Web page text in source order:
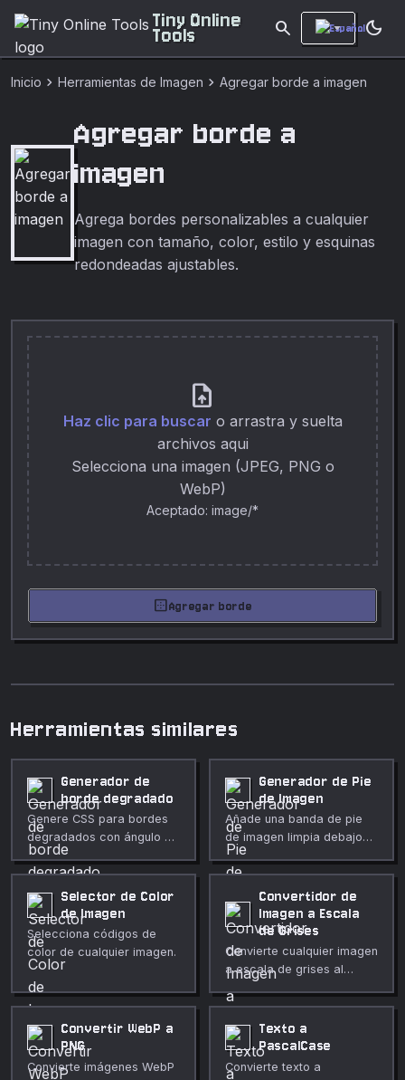
Tiny Online
Tools search dark_mode
Inicio chevron_right Herramientas de Imagen chevron_right Agregar borde a imagen
Agregar borde a
imagen
Agrega bordes personalizables a cualquier
imagen con tamaño, color, estilo y esquinas
redondeadas ajustables.
upload_file
Haz clic para buscar o arrastra y suelta
archivos aqui
Selecciona una imagen (JPEG, PNG o
WebP)
Aceptado: image/*
border_outerAgregar borde
Herramientas similares
Generador de
borde degradado
Genere CSS para bordes
degradados con ángulo y
ancho ajustables.
Generador de Pie
de Imagen
Añade una banda de pie
de imagen limpia debajo
de cualquier imagen.
Tamaño, color y relleno
personalizables.
Selector de Color
de Imagen
Selecciona códigos de
color de cualquier imagen.
Convertidor de
Imagen a Escala
de Grises
Convierte cualquier imagen
a escala de grises al
Elige entre algoritmos de
luminancia, promedio y
luminosidad con intensidad
ajustable.
Convertir WebP a
PNG
Convierte imágenes WebP
Texto a
PascalCase
Convierte texto a